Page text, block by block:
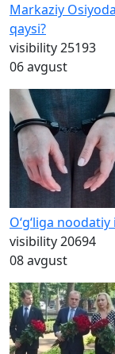
Markaziy
qaysi?
visibility25193
06 avgust
O‘g‘liga
visibility20694
08 avgust